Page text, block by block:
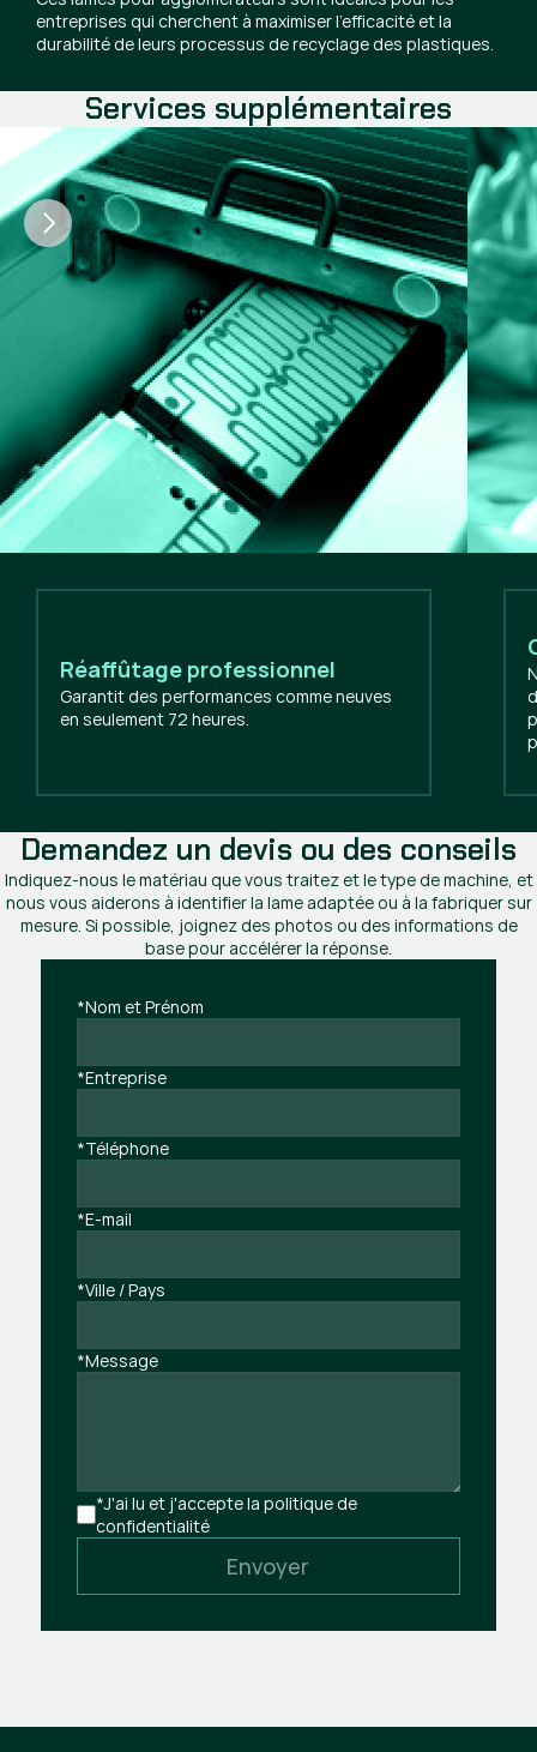
entreprises qui cherchent à maximiser l’efficacité et la
durabilité de leurs processus de recyclage des plastiques.
Services supplémentaires
Réaffûtage professionnel
Garantit des performances comme neuves
en seulement 72 heures.
Demandez un devis ou des conseils
Indiquez-nous le matériau que vous traitez et le type de machine, et
nous vous aiderons à identifier la lame adaptée ou à la fabriquer sur
mesure. Si possible, joignez des photos ou des informations de
base pour accélérer la réponse.
*Nom et Prénom
*Entreprise
*Téléphone
*E-mail
*Ville / Pays
*Message
*J'ai lu et j'accepte la politique de
confidentialité
Envoyer